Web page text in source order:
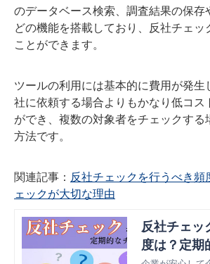
のデータベース検索、調査結果の保存
どの機能を搭載しており、反社チェッ
ことができます。
ツールの利用には基本的に費用が発生
社に依頼する場合よりもかなり低コス
ができ、複数の対象者をチェックする
方法です。
関連記事： 反社チェックを行うべき頻
ェックが大切な理由
反社チェッ
度は？定期